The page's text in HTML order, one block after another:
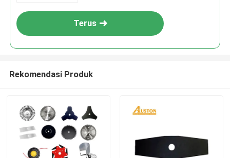
Terus
Rekomendasi Produk